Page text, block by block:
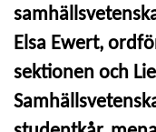
Elsa Ewert,
sektionen och